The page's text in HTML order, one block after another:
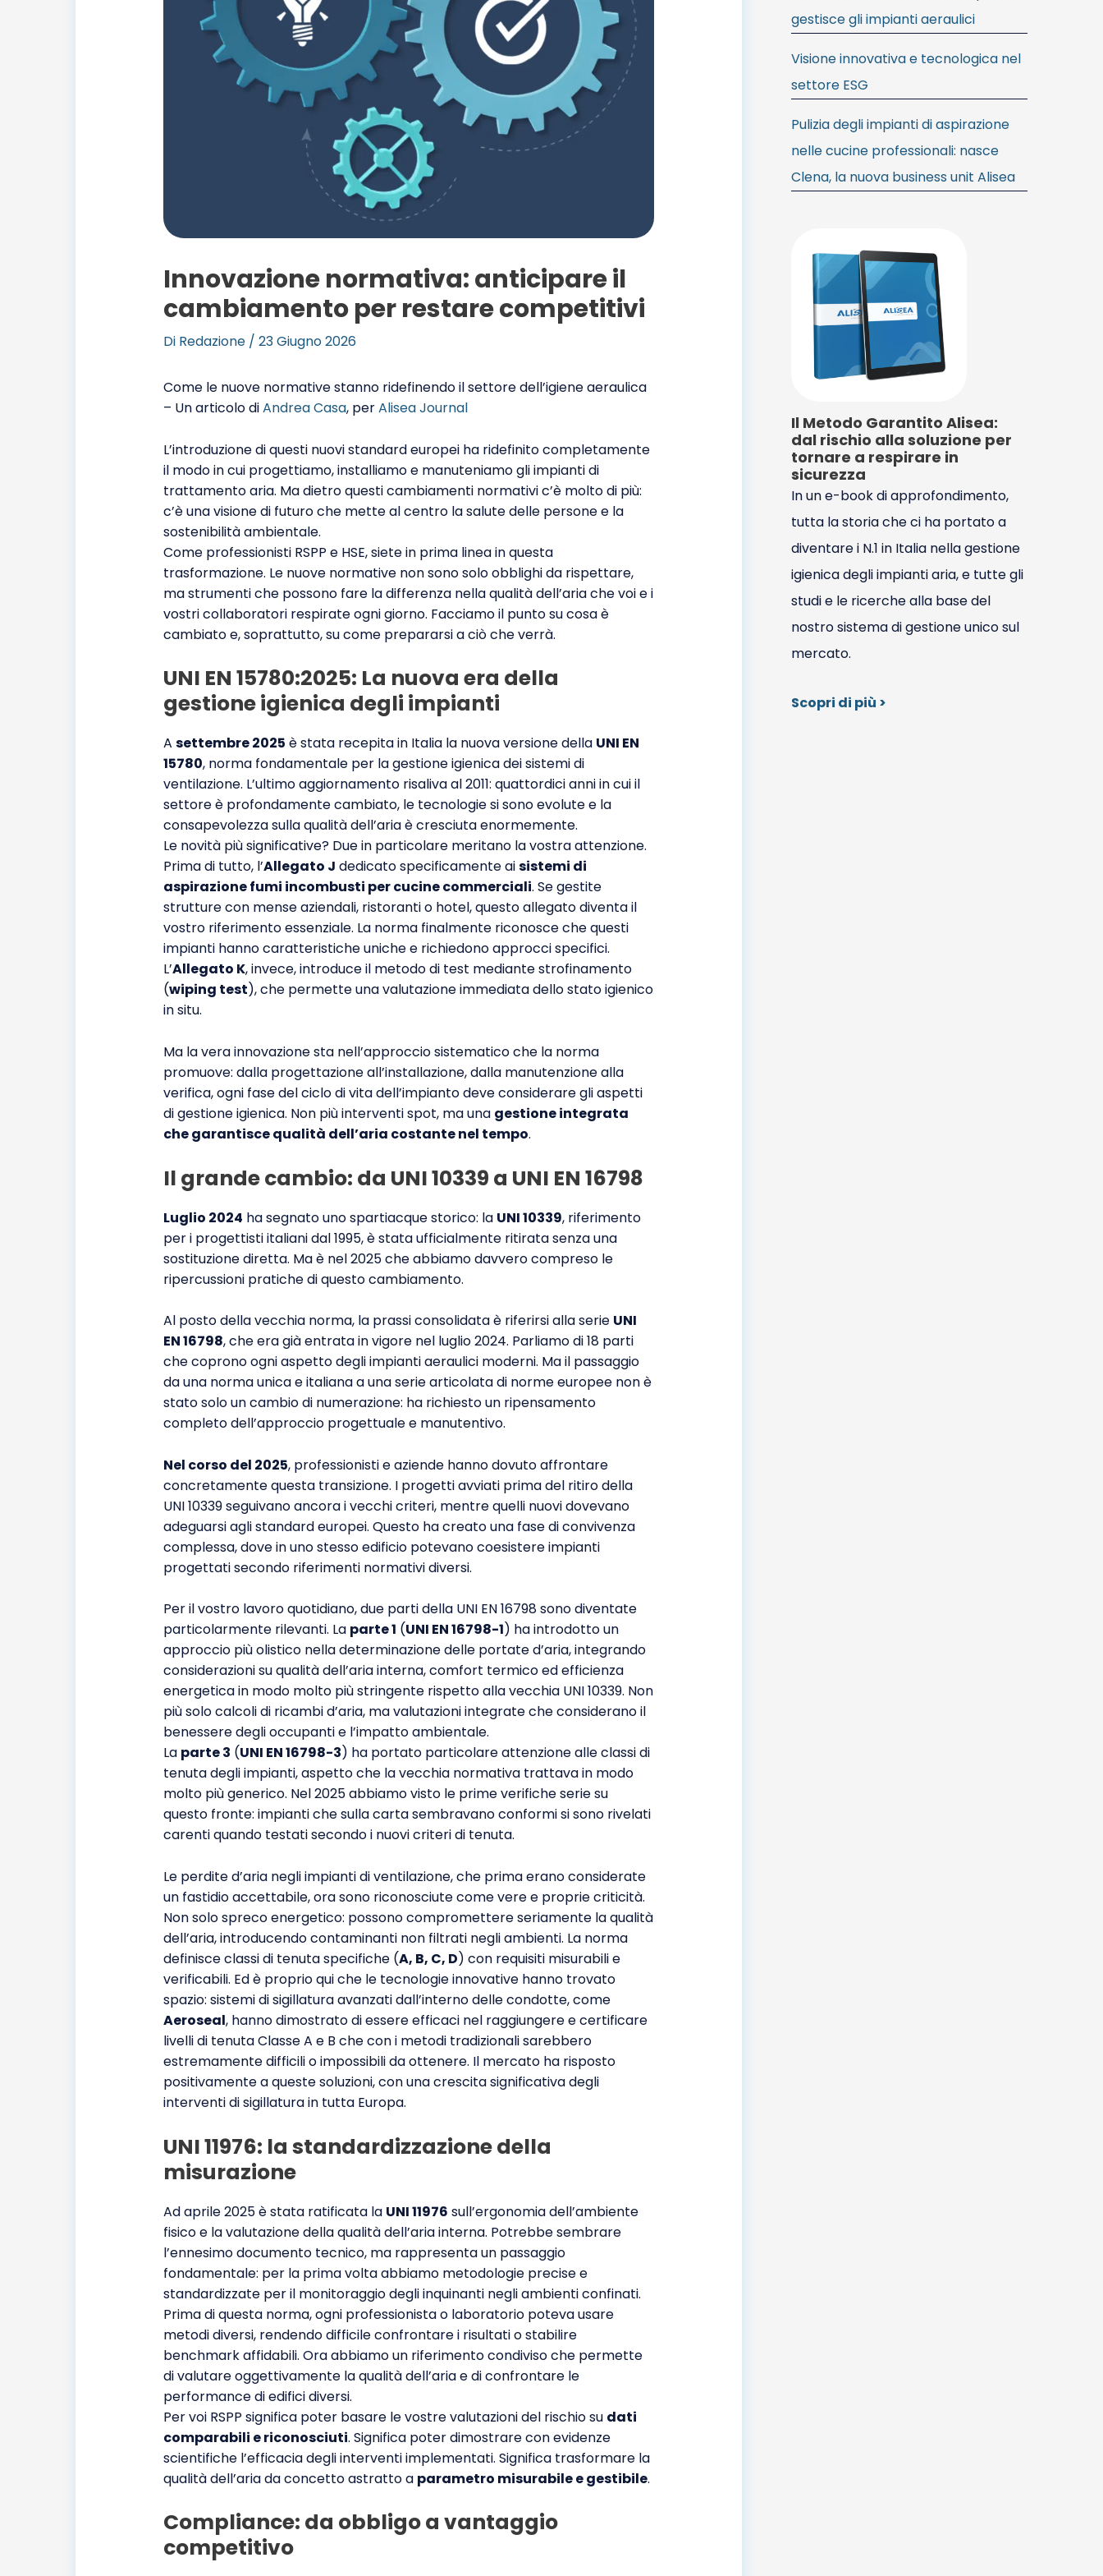
Innovazione normativa: anticipare il
cambiamento per restare competitivi
Di Redazione / 23 Giugno 2026
Come le nuove normative stanno ridefinendo il settore dell’igiene aeraulica
– Un articolo diAndrea Casa, perAlisea Journal
L’introduzione di questi nuovi standard europei ha ridefinito completamente
il modo in cui progettiamo, installiamo e manuteniamo gli impianti di
trattamento aria. Ma dietro questi cambiamenti normativi c’è molto di più:
c’è una visione di futuro che mette al centro la salute delle persone e la
sostenibilità ambientale.
Come professionisti RSPP e HSE, siete in prima linea in questa
trasformazione. Le nuove normative non sono solo obblighi da rispettare,
ma strumenti che possono fare la differenza nella qualità dell’aria che voi e i
vostri collaboratori respirate ogni giorno. Facciamo il punto su cosa è
cambiato e, soprattutto, su come prepararsi a ciò che verrà.
UNI EN 15780:2025: La nuova era della
gestione igienica degli impianti
A settembre 2025 è stata recepita in Italia la nuova versione della UNI EN
15780, norma fondamentale per la gestione igienica dei sistemi di
ventilazione. L’ultimo aggiornamento risaliva al 2011: quattordici anni in cui il
settore è profondamente cambiato, le tecnologie si sono evolute e la
consapevolezza sulla qualità dell’aria è cresciuta enormemente.
Le novità più significative? Due in particolare meritano la vostra attenzione.
Prima di tutto, l’Allegato J dedicato specificamente aisistemi di
aspirazione fumi incombusti per cucine commerciali. Se gestite
strutture con mense aziendali, ristoranti o hotel, questo allegato diventa il
vostro riferimento essenziale. La norma finalmente riconosce che questi
impianti hanno caratteristiche uniche e richiedono approcci specifici.
L’Allegato K, invece, introduce il metodo di test mediante strofinamento
(wiping test), che permette una valutazione immediata dello stato igienico
in situ.
Ma la vera innovazione sta nell’approccio sistematico che la norma
promuove: dalla progettazione all’installazione, dalla manutenzione alla
verifica, ogni fase del ciclo di vita dell’impianto deve considerare gli aspetti
di gestione igienica. Non più interventi spot, ma una gestione integrata
che garantisce qualità dell’aria costante nel tempo.
Il grande cambio: da UNI 10339 a UNI EN 16798
Luglio 2024 ha segnato uno spartiacque storico: la UNI 10339, riferimento
per i progettisti italiani dal 1995, è stata ufficialmente ritirata senza una
sostituzione diretta. Ma è nel 2025 che abbiamo davvero compreso le
ripercussioni pratiche di questo cambiamento.
Al posto della vecchia norma, la prassi consolidata è riferirsi alla serie UNI
EN 16798, che era già entrata in vigore nel luglio 2024. Parliamo di 18 parti
che coprono ogni aspetto degli impianti aeraulici moderni. Ma il passaggio
da una norma unica e italiana a una serie articolata di norme europee non è
stato solo un cambio di numerazione: ha richiesto un ripensamento
completo dell’approccio progettuale e manutentivo.
Nel corso del 2025, professionisti e aziende hanno dovuto affrontare
concretamente questa transizione. I progetti avviati prima del ritiro della
UNI 10339 seguivano ancora i vecchi criteri, mentre quelli nuovi dovevano
adeguarsi agli standard europei. Questo ha creato una fase di convivenza
complessa, dove in uno stesso edificio potevano coesistere impianti
progettati secondo riferimenti normativi diversi.
Per il vostro lavoro quotidiano, due parti della UNI EN 16798 sono diventate
particolarmente rilevanti. La parte 1 (UNI EN 16798-1) ha introdotto un
approccio più olistico nella determinazione delle portate d’aria, integrando
considerazioni su qualità dell’aria interna, comfort termico ed efficienza
energetica in modo molto più stringente rispetto alla vecchia UNI 10339. Non
più solo calcoli di ricambi d’aria, ma valutazioni integrate che considerano il
benessere degli occupanti e l’impatto ambientale.
La parte 3 (UNI EN 16798-3) ha portato particolare attenzione alle classi di
tenuta degli impianti, aspetto che la vecchia normativa trattava in modo
molto più generico. Nel 2025 abbiamo visto le prime verifiche serie su
questo fronte: impianti che sulla carta sembravano conformi si sono rivelati
carenti quando testati secondo i nuovi criteri di tenuta.
Le perdite d’aria negli impianti di ventilazione, che prima erano considerate
un fastidio accettabile, ora sono riconosciute come vere e proprie criticità.
Non solo spreco energetico: possono compromettere seriamente la qualità
dell’aria, introducendo contaminanti non filtrati negli ambienti. La norma
definisce classi di tenuta specifiche (A, B, C, D) con requisiti misurabili e
verificabili. Ed è proprio qui che le tecnologie innovative hanno trovato
spazio: sistemi di sigillatura avanzati dall’interno delle condotte, come
Aeroseal, hanno dimostrato di essere efficaci nel raggiungere e certificare
livelli di tenuta Classe A e B che con i metodi tradizionali sarebbero
estremamente difficili o impossibili da ottenere. Il mercato ha risposto
positivamente a queste soluzioni, con una crescita significativa degli
interventi di sigillatura in tutta Europa.
UNI 11976: la standardizzazione della
misurazione
Ad aprile 2025 è stata ratificata la UNI 11976 sull’ergonomia dell’ambiente
fisico e la valutazione della qualità dell’aria interna. Potrebbe sembrare
l’ennesimo documento tecnico, ma rappresenta un passaggio
fondamentale: per la prima volta abbiamo metodologie precise e
standardizzate per il monitoraggio degli inquinanti negli ambienti confinati.
Prima di questa norma, ogni professionista o laboratorio poteva usare
metodi diversi, rendendo difficile confrontare i risultati o stabilire
benchmark affidabili. Ora abbiamo un riferimento condiviso che permette
di valutare oggettivamente la qualità dell’aria e di confrontare le
performance di edifici diversi.
Per voi RSPP significa poter basare le vostre valutazioni del rischio su dati
comparabili e riconosciuti. Significa poter dimostrare con evidenze
scientifiche l’efficacia degli interventi implementati. Significa trasformare la
qualità dell’aria da concetto astratto a parametro misurabile e gestibile.
Compliance: da obbligo a vantaggio
competitivo
gestisce gli impianti aeraulici
Visione innovativa e tecnologica nel
settore ESG
Pulizia degli impianti di aspirazione
nelle cucine professionali: nasce
Clena, la nuova business unit Alisea
Il Metodo Garantito Alisea:
dal rischio alla soluzione per
tornare a respirare in
sicurezza
In un e-book di approfondimento,
tutta la storia che ci ha portato a
diventare i N.1 in Italia nella gestione
igienica degli impianti aria, e tutte gli
studi e le ricerche alla base del
nostro sistema di gestione unico sul
mercato.
Scopri di più >